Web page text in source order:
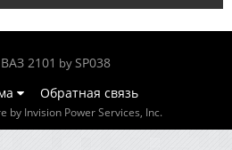
2101 by SP038
Обратная связь
by Invision Power Services, Inc.